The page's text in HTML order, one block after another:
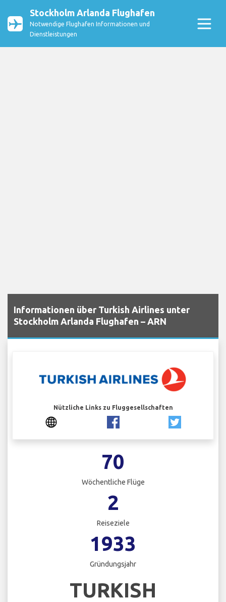
Stockholm Arlanda Flughafen
Notwendige Flughafen Informationen und
Dienstleistungen
Informationen über Turkish Airlines unter
Stockholm Arlanda Flughafen – ARN
Nützliche Links zu Fluggesellschaften
70
Wöchentliche Flüge
2
Reiseziele
1933
Gründungsjahr
TURKISH